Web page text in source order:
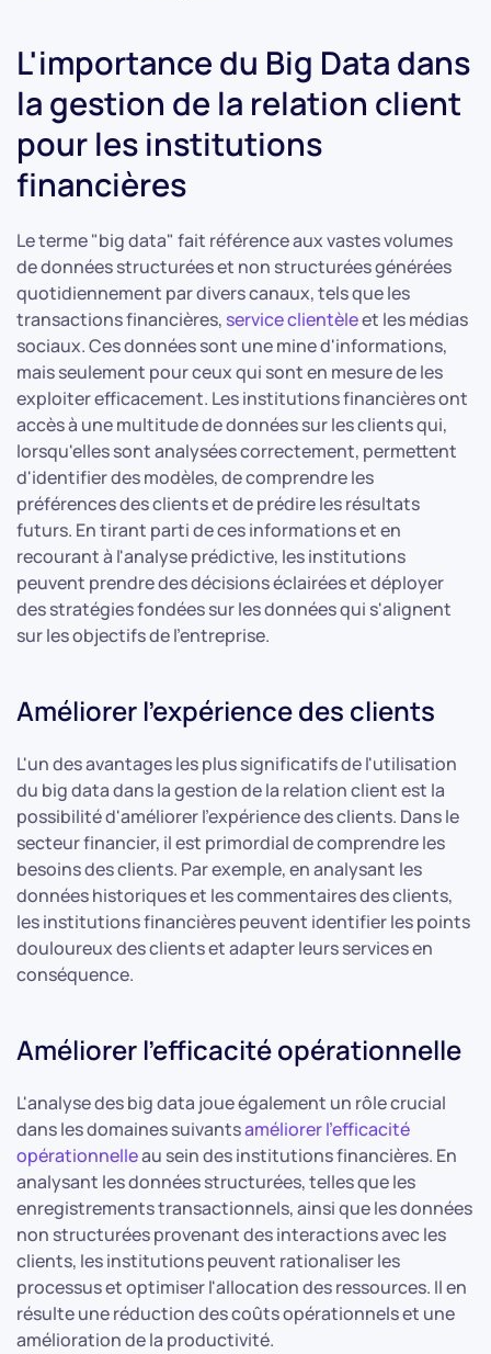
L'importance du Big Data dans
la gestion de la relation client
pour les institutions
financières
Le terme "big data" fait référence aux vastes volumes
de données structurées et non structurées générées
quotidiennement par divers canaux, tels que les
transactions financières, service clientèleet les médias
sociaux. Ces données sont une mine d'informations,
mais seulement pour ceux qui sont en mesure de les
exploiter efficacement. Les institutions financières ont
accès à une multitude de données sur les clients qui,
lorsqu'elles sont analysées correctement, permettent
d'identifier des modèles, de comprendre les
préférences des clients et de prédire les résultats
futurs. En tirant parti de ces informations et en
recourant à l'analyse prédictive, les institutions
peuvent prendre des décisions éclairées et déployer
des stratégies fondées sur les données qui s'alignent
sur les objectifs de l'entreprise.
Améliorer l'expérience des clients
L'un des avantages les plus significatifs de l'utilisation
du big data dans la gestion de la relation client est la
possibilité d'améliorer l'expérience des clients. Dans le
secteur financier, il est primordial de comprendre les
besoins des clients. Par exemple, en analysant les
données historiques et les commentaires des clients,
les institutions financières peuvent identifier les points
douloureux des clients et adapter leurs services en
conséquence.
Améliorer l'efficacité opérationnelle
L'analyse des big data joue également un rôle crucial
dans les domaines suivantsaméliorer l'efficacité
opérationnelleau sein des institutions financières. En
analysant les données structurées, telles que les
enregistrements transactionnels, ainsi que les données
non structurées provenant des interactions avec les
clients, les institutions peuvent rationaliser les
processus et optimiser l'allocation des ressources. Il en
résulte une réduction des coûts opérationnels et une
amélioration de la productivité.